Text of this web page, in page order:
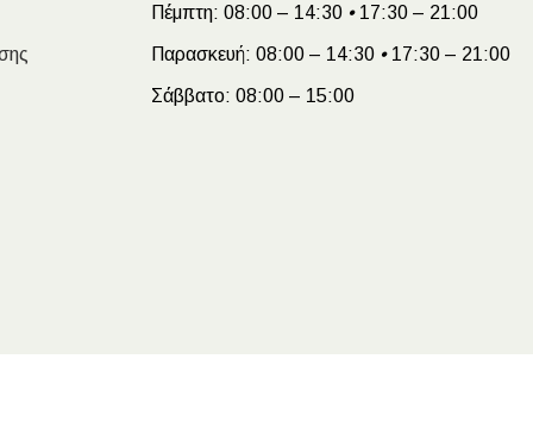
Πέμπτη: 08:00 – 14:30 •17:30 – 21:00
Παρασκευή: 08:00 – 14:30 •17:30 – 21:00
Σάββατο: 08:00 – 15:00